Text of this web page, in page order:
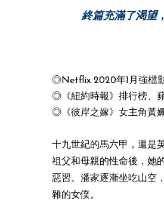
終篇充滿了渴望
◎Netflix 2020年1月強檔
◎《紐約時報》排行榜、
​◎《彼岸之嫁》女主角黃
十九世紀的馬六甲，還是
祖父和母親的性命後，她
惡習。潘家逐漸坐吃山空
雜的女僕。